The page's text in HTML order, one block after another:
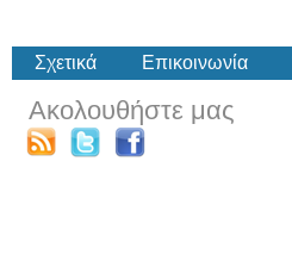
Σχετικά Επικοινωνία
Ακολουθήστε μας